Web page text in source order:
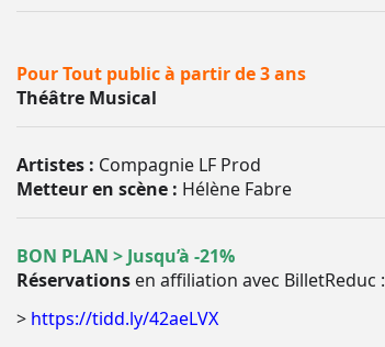
Pour Tout public à partir de 3 ans
Théâtre Musical
Artistes : Compagnie LF Prod
Metteur en scène : Hélène Fabre
BON PLAN > Jusqu’à -21%
Réservations en affiliation avec BilletReduc :
> https://tidd.ly/42aeLVX